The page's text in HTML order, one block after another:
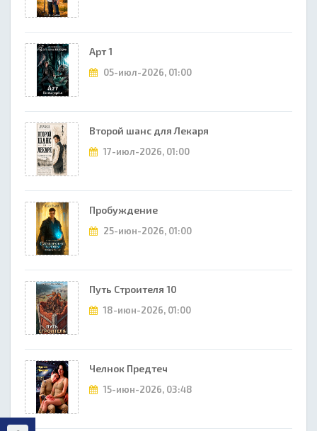
Арт 1
05-июл-2026, 01:00
Второй шанс для Лекаря
17-июл-2026, 01:00
Пробуждение
25-июн-2026, 01:00
Путь Строителя 10
18-июн-2026, 01:00
Челнок Предтеч
15-июн-2026, 03:48